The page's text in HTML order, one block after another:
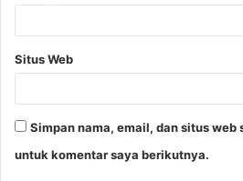
Situs Web
Simpan nama, email, dan situs web
untuk komentar saya berikutnya.